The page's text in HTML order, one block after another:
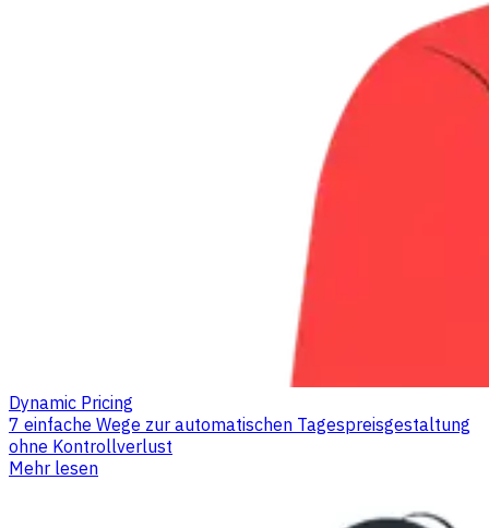
Dynamic Pricing
7 einfache Wege zur automatischen Tagespreisgestaltung
ohne Kontrollverlust
Mehr lesen